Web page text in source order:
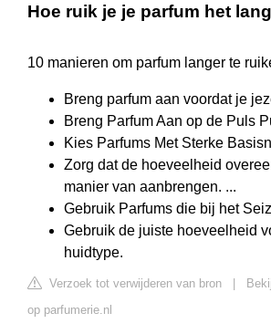
Hoe ruik je je parfum het
10 manieren om parfum langer te
Breng parfum aan voordat je
Breng Parfum Aan op de Puls
Kies Parfums Met Sterke
Zorg dat de hoeveelheid
manier van aanbrengen. ...
Gebruik Parfums die bij het
Gebruik de juiste hoeveelheid
huidtype.
Verzoek tot verwijderen van bron
op parfumerie.nl